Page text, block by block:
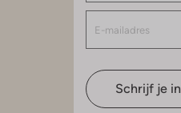
Schrijf je in